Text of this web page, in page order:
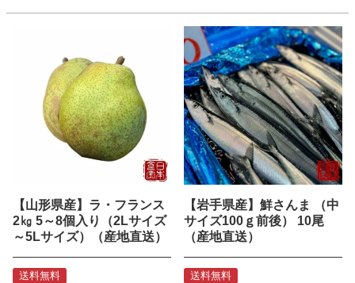
【山形県産】ラ・フランス
2㎏ 5～8個入り（2Lサイズ
～5Lサイズ）（産地直送）
送料無料
【岩手県産】鮮さんま （中
サイズ100ｇ前後） 10尾
（産地直送）
送料無料